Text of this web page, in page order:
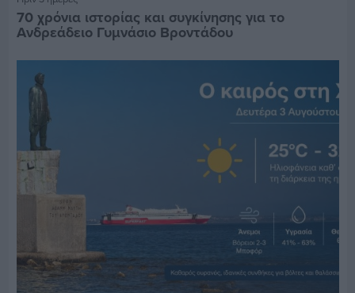
70 χρόνια ιστορίας και συγκίνησης για το
Ανδρεάδειο Γυμνάσιο Βροντάδου